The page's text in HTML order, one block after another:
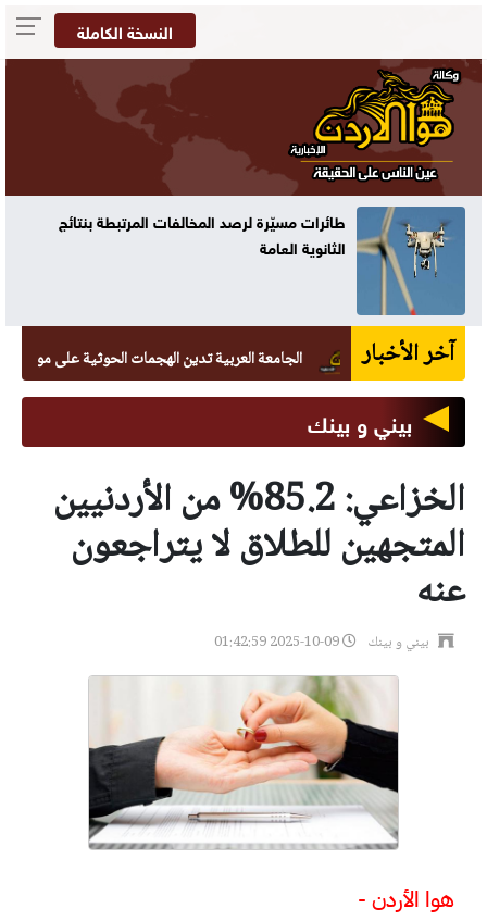
النسخة الكاملة
طائرات مسيّرة لرصد المخالفات المرتبطة بنتائج
الثانوية العامة
آخر الأخبار الجامعة العربية تدين الهجمات الحوثية على مواقع يمنية
بيني و بينك
الخزاعي: 85.2% من الأردنيين
المتجهين للطلاق لا يتراجعون
عنه
بيني و بينك
هوا الأردن -